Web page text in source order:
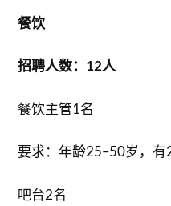
餐饮
招聘人数：12人
餐饮主管1名
要求：年龄25–50岁，有
吧台2名